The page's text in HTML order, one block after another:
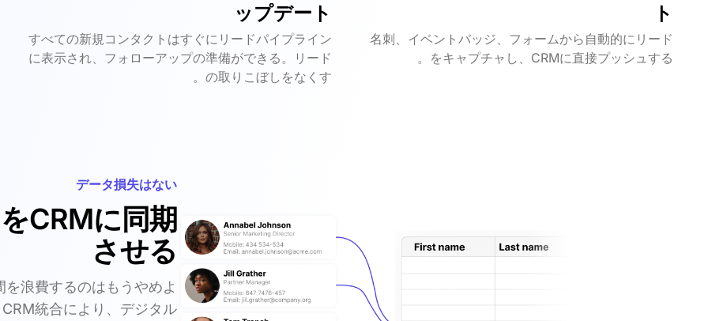
ト
名刺、イベントバッジ、フォームから自動的にリード
をキャプチャし、CRMに直接プッシュする。
ップデート
すべての新規コンタクトはすぐにリードパイプライン
に表示され、フォローアップの準備ができる。リード
の取りこぼしをなくす。
データ損失はない
CRMに同期
させる
浪費するのはもうやめよ
統合により、デジタル